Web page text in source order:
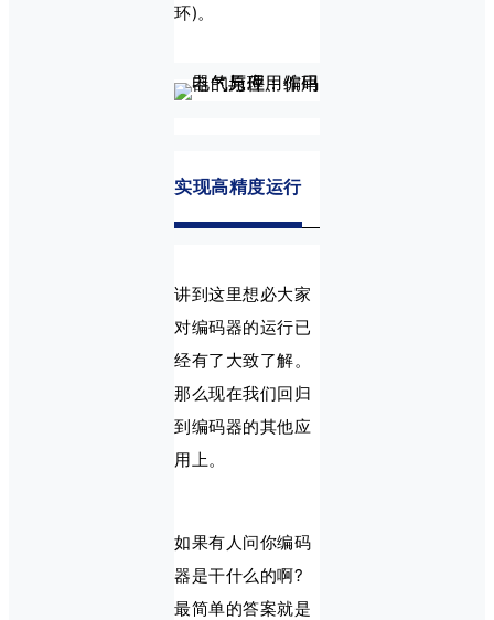
环)。
实现高精度运行
讲到这里想必大家
对编码器的运行已
经有了大致了解。
那么现在我们回归
到编码器的其他应
用上。
如果有人问你编码
器是干什么的啊?
最简单的答案就是